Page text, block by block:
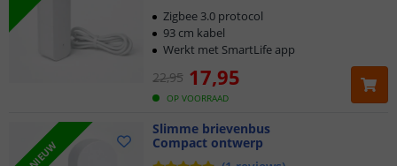
OP VOORRAAD
22,95 17,95
Zigbee 3.0 protocol
93 cm kabel
Werkt met SmartLife app
NIEUW
Slimme brievenbus
Compact ontwerp
Klantbeoordeling 9.1